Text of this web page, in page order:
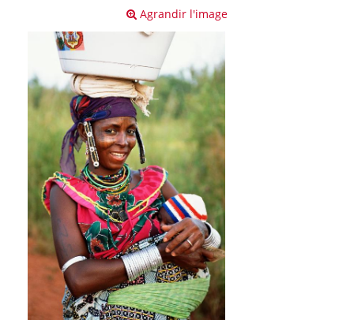
Agrandir l'image